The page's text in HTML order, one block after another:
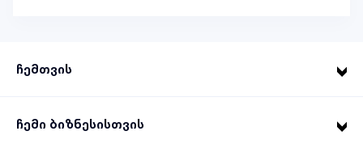
ჩემთვის
ჩემი ბიზნესისთვის